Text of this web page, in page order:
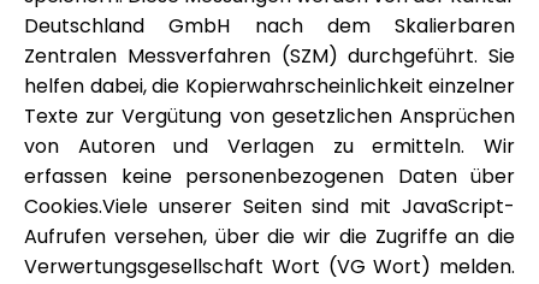
Deutschland GmbH nach dem Skalierbaren
Zentralen Messverfahren (SZM) durchgeführt. Sie
helfen dabei, die Kopierwahrscheinlichkeit einzelner
Texte zur Vergütung von gesetzlichen Ansprüchen
von Autoren und Verlagen zu ermitteln. Wir
erfassen keine personenbezogenen Daten über
Cookies.Viele unserer Seiten sind mit JavaScript-
Aufrufen versehen, über die wir die Zugriffe an die
Verwertungsgesellschaft Wort (VG Wort) melden.